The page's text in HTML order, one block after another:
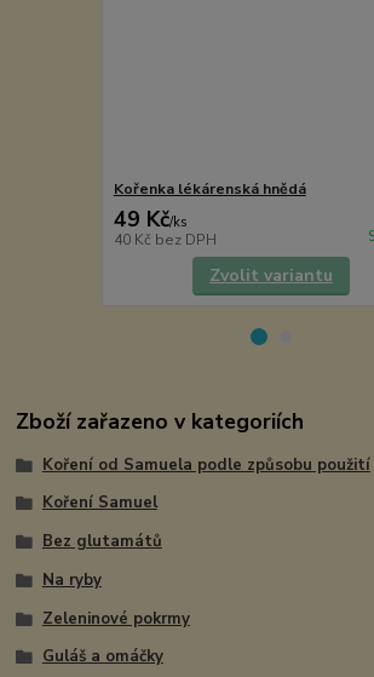
Kořenka lékárenská hnědá
49 Kč/ks
40 Kč bez DPH
Zvolit variantu
Zboží zařazeno v kategoriích
Koření od Samuela podle způsobu použití
Koření Samuel
Bez glutamátů
Na ryby
Zeleninové pokrmy
Guláš a omáčky